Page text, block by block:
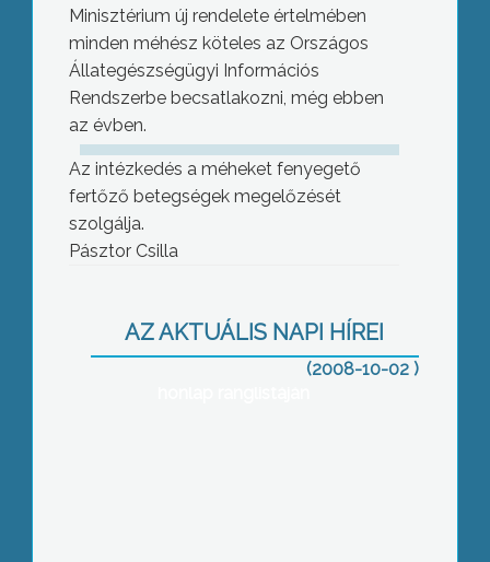
Minisztérium új rendelete értelmében
minden méhész köteles az Országos
Állategészségügyi Információs
Rendszerbe becsatlakozni, még ebben
az évben.
Az intézkedés a méheket fenyegető
fertőző betegségek megelőzését
szolgálja.
Pásztor Csilla
AZ AKTUÁLIS NAPI HÍREI
(2008-10-02 )
szerepelt, tavaly már a 187. helyre
Kórház „az év kórháza” internetes